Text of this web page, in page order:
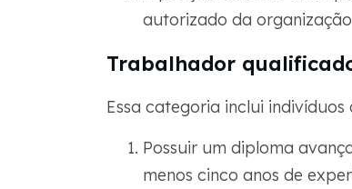
autorizado da
Trabalhador
Essa categoria inclui indivíduos
Possuir um diploma
menos cinco anos de